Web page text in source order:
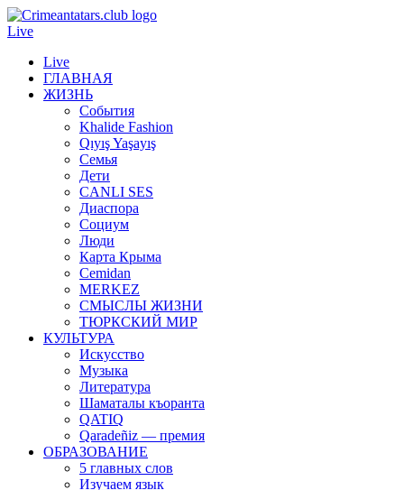
Live
Live
ГЛАВНАЯ
ЖИЗНЬ
События
Khalide Fashion
Qıyış Yaşayış
Семья
Дети
CANLI SES
Диаспора
Социум
Люди
Карта Крыма
Cemidan
МERKEZ
СМЫСЛЫ ЖИЗНИ
ТЮРКСКИЙ МИР
КУЛЬТУРА
Искусство
Музыка
Литература
Шаматалы къоранта
QATIQ
Qaradeñiz — премия
ОБРАЗОВАНИЕ
5 главных слов
Изучаем язык